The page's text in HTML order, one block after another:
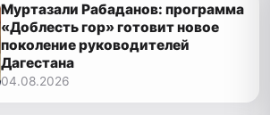
Муртазали Рабаданов: программа
«Доблесть гор» готовит новое
поколение руководителей
Дагестана
04.08.2026